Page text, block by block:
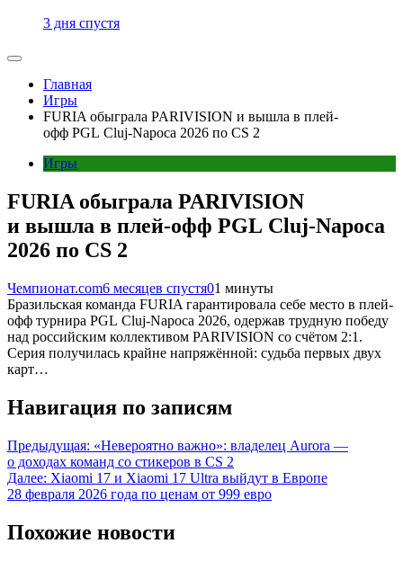
3 дня спустя
Главная
Игры
FURIA обыграла PARIVISION и вышла в плей-
офф PGL Cluj-Napoca 2026 по CS 2
Игры
FURIA обыграла PARIVISION
и вышла в плей-офф PGL Cluj-Napoca
2026 по CS 2
Чемпионат.com6 месяцев спустя01 минуты
Бразильская команда FURIA гарантировала себе место в плей-
офф турнира PGL Cluj-Napoca 2026, одержав трудную победу
над российским коллективом PARIVISION со счётом 2:1.
Серия получилась крайне напряжённой: судьба первых двух
карт…
Навигация по записям
Предыдущая: «Невероятно важно»: владелец Aurora —
о доходах команд со стикеров в CS 2
Далее: Xiaomi 17 и Xiaomi 17 Ultra выйдут в Европе
28 февраля 2026 года по ценам от 999 евро
Похожие новости